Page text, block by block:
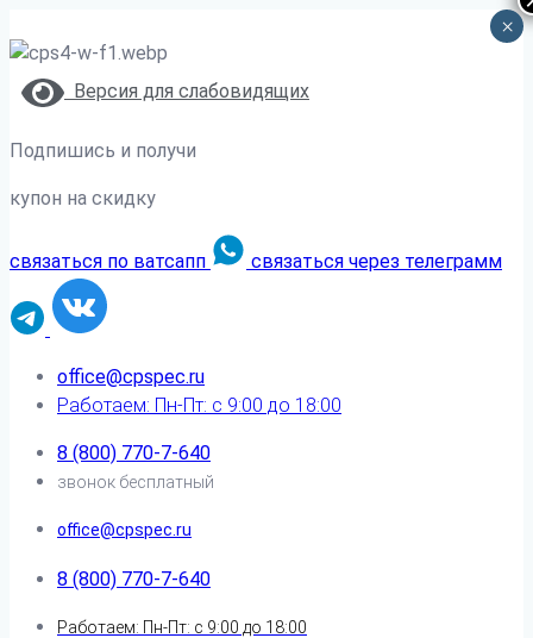
Версия для слабовидящих
Подпишись и получи
купон на скидку
связаться по ватсапп связаться через телеграмм
office@cpspec.ru
Работаем: Пн-Пт: с 9:00 до 18:00
8 (800) 770-7-640
звонок бесплатный
office@cpspec.ru
8 (800) 770-7-640
Работаем: Пн-Пт: с 9:00 до 18:00
×